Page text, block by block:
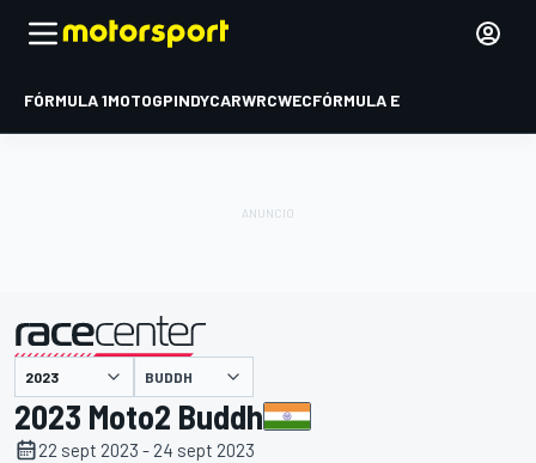
FÓRMULA 1MOTOGPINDYCARWRCWECFÓRMULA E
presentado por BUDDH
2023 Moto2 Buddh
22 sept 2023 - 24 sept 2023